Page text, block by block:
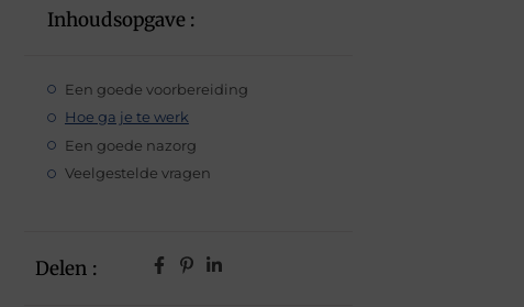
Inhoudsopgave :
Een goede voorbereiding
Hoe ga je te werk
Een goede nazorg
Veelgestelde vragen
Delen :